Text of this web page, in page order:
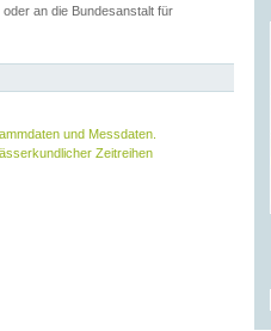
oder an die Bundesanstalt für
und Messdaten.
Zeitreihen